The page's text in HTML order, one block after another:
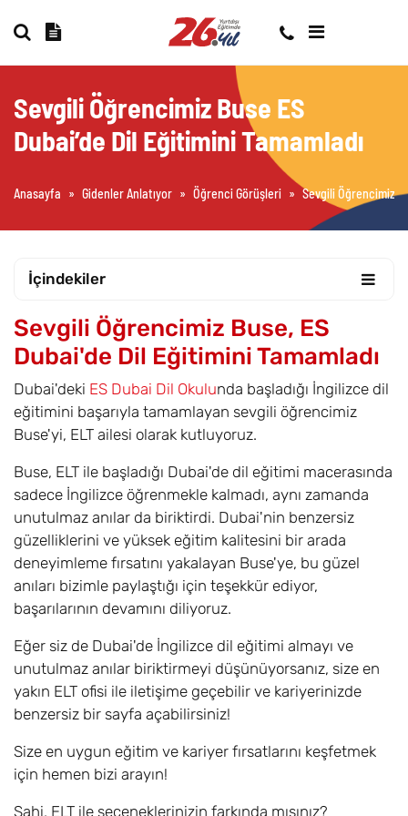
Sevgili Öğrencimiz Buse ES
Dubai’de Dil Eğitimini Tamamladı
Anasayfa » Gidenler Anlatıyor » Öğrenci Görüşleri » Sevgili Öğrencimiz
İçindekiler
Sevgili Öğrencimiz Buse, ES
Dubai'de Dil Eğitimini Tamamladı
Dubai'deki ES Dubai Dil Okulunda başladığı İngilizce dil
eğitimini başarıyla tamamlayan sevgili öğrencimiz
Buse'yi, ELT ailesi olarak kutluyoruz.
Buse, ELT ile başladığı Dubai'de dil eğitimi macerasında
sadece İngilizce öğrenmekle kalmadı, aynı zamanda
unutulmaz anılar da biriktirdi. Dubai'nin benzersiz
güzelliklerini ve yüksek eğitim kalitesini bir arada
deneyimleme fırsatını yakalayan Buse'ye, bu güzel
anıları bizimle paylaştığı için teşekkür ediyor,
başarılarının devamını diliyoruz.
Eğer siz de Dubai'de İngilizce dil eğitimi almayı ve
unutulmaz anılar biriktirmeyi düşünüyorsanız, size en
yakın ELT ofisi ile iletişime geçebilir ve kariyerinizde
benzersiz bir sayfa açabilirsiniz!
Size en uygun eğitim ve kariyer fırsatlarını keşfetmek
için hemen bizi arayın!
Sahi, ELT ile seçeneklerinizin farkında mısınız?